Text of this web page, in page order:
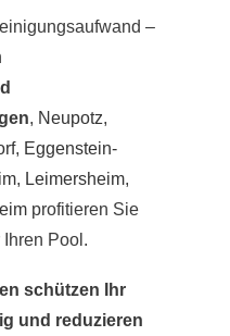
–
, Neupotz,
, Eggenstein-
, Leimersheim,
profitieren Sie
Pool.
schützen Ihr
und reduzieren